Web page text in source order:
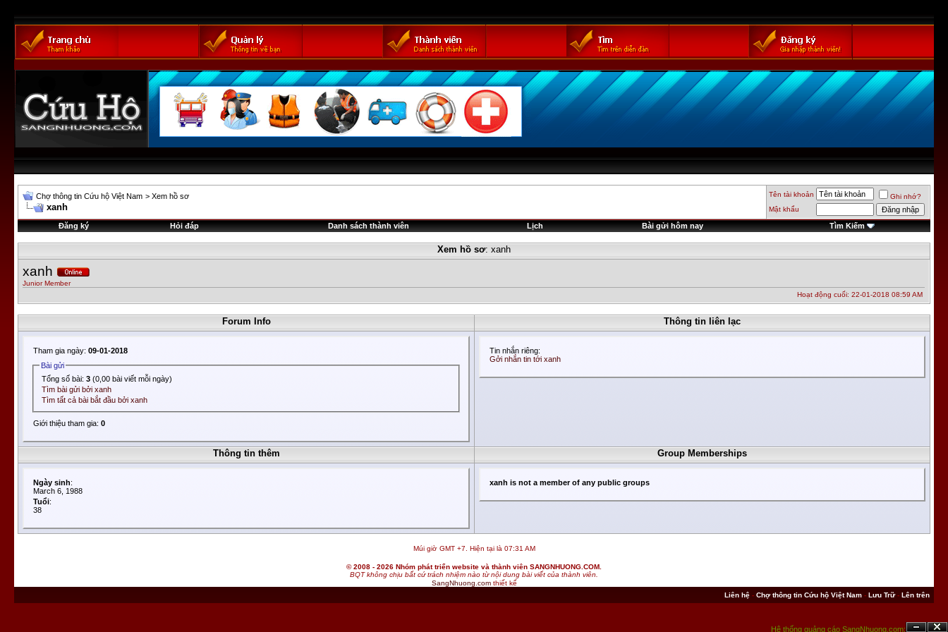
Chợ thông tin Cứu hộ Việt Nam > Xem hồ sơ
xanh
Tên tài khoản
Ghi nhớ?
Mật khẩu
Đăng ký Hỏi đáp Danh sách thành viên Lịch Bài gửi hôm nay Tìm Kiếm
Xem hồ sơ: xanh
xanh
Junior Member
Hoạt động cuối: 22-01-2018 08:59 AM
Forum Info Thông tin liên lạc
Tham gia ngày: 09-01-2018
Bài gửi
Tổng số bài:3 (0,00 bài viết mỗi ngày)
Tìm bài gửi bởi xanh
Tìm tất cả bài bắt đầu bởi xanh
Giới thiệu tham gia: 0
Tin nhắn riêng:
Gởi nhắn tin tới xanh
Thông tin thêm Group Memberships
Ngày sinh:
March 6, 1988
Tuổi:
38
xanh is not a member of any public groups
Hệ thống quảng cáo SangNhuong.com;
Múi giờ GMT +7. Hiện tại là 07:31 AM
© 2008 - 2026 Nhóm phát triển website và thành viên SANGNHUONG.COM.
BQT không chịu bất cứ trách nhiệm nào từ nội dung bài viết của thành viên.
SangNhuong.comthiết kế
Liên hệ - Chợ thông tin Cứu hộ Việt Nam - Lưu Trữ- Lên trên